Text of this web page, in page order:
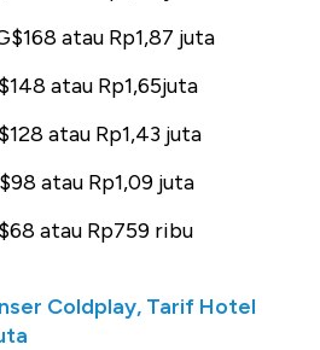
atau Rp1,87 juta
atau Rp1,65juta
atau Rp1,43 juta
atau Rp1,09 juta
atau Rp759 ribu
Coldplay, Tarif Hotel